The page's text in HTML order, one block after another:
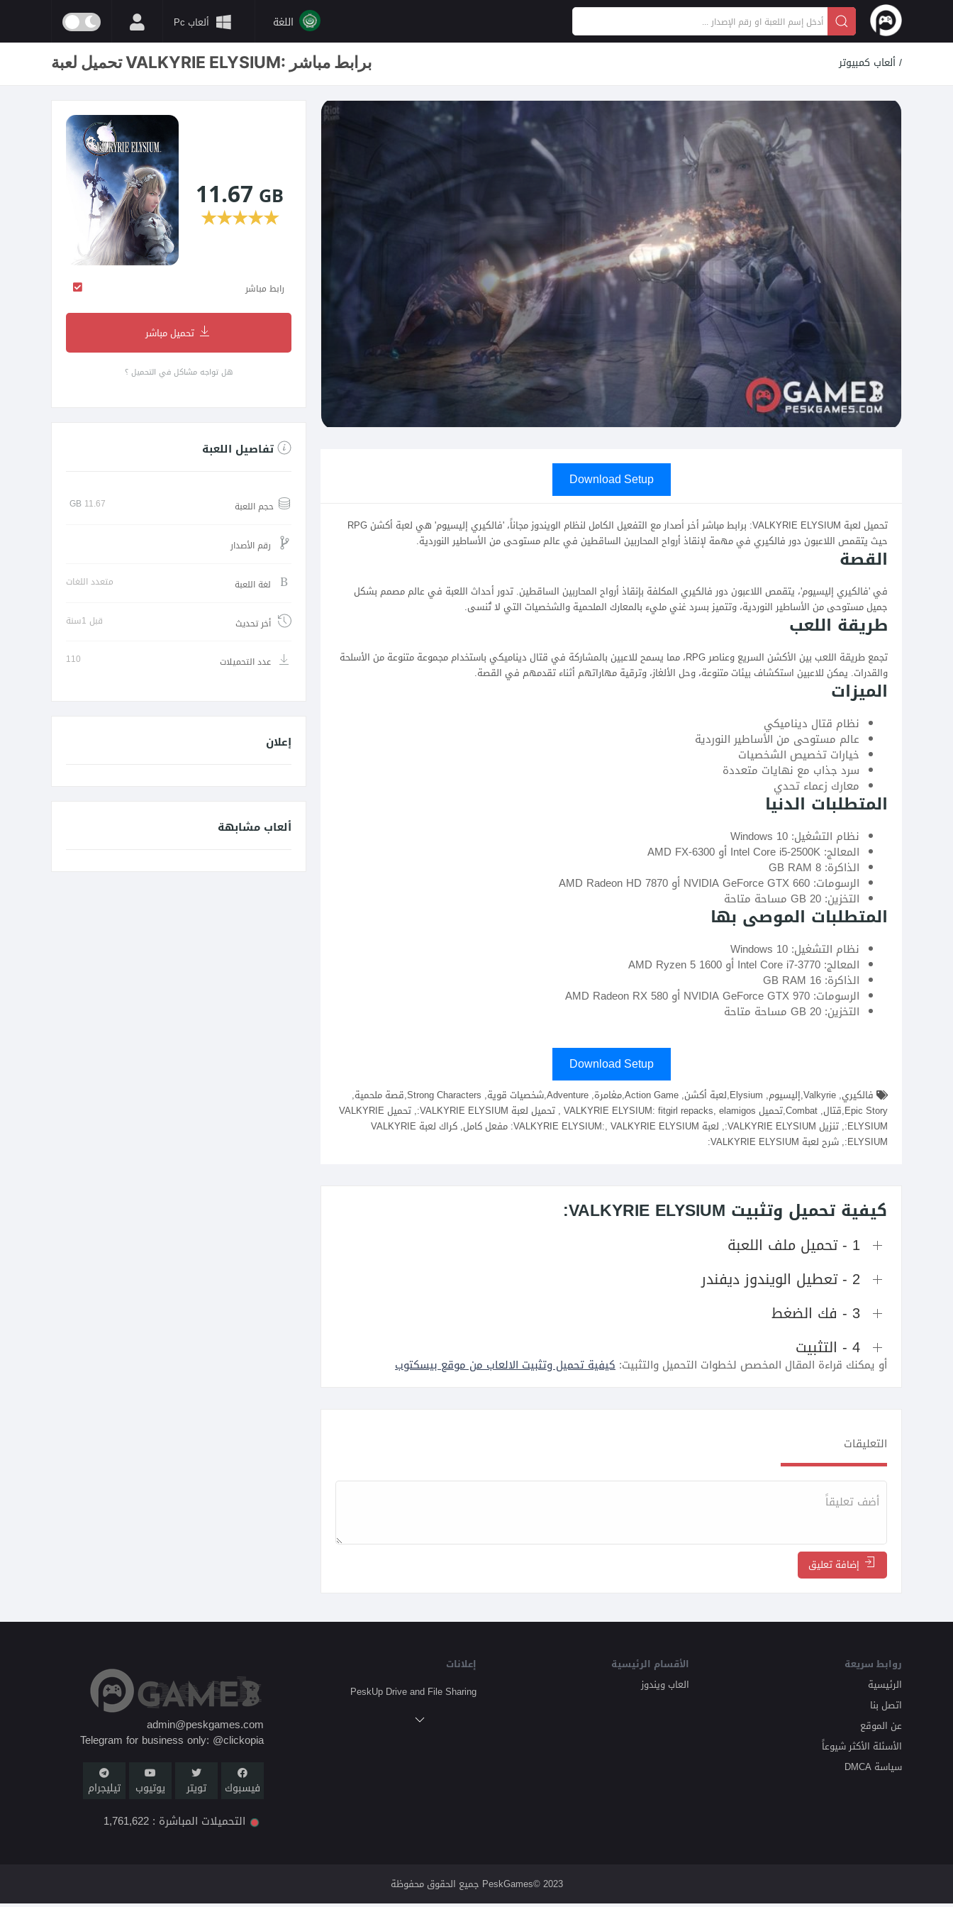
ألعاب Pc اللغة
تحميل لعبة VALKYRIE ELYSIUM: برابط مباشر /
Download Setup
تحميل لعبة VALKYRIE ELYSIUM: برابط مباشر أخر أصدار مع التفعيل الكامل لنظام الويندوز مجاناً، 'فالكيري إليسيوم' هي لعبة أكشن RPG
حيث يتقمص اللاعبون دور فالكيري في مهمة لإنقاذ أرواح المحاربين الساقطين في عالم مستوحى من الأساطير النوردية.
القصة
في 'فالكيري إليسيوم'، يتقمص اللاعبون دور فالكيري المكلفة بإنقاذ أرواح المحاربين الساقطين. تدور أحداث اللعبة في عالم مصمم بشكل
جميل مستوحى من الأساطير النوردية، وتتميز بسرد غني مليء بالمعارك الملحمية والشخصيات التي لا تُنسى.
طريقة اللعب
تجمع طريقة اللعب بين الأكشن السريع وعناصر RPG، مما يسمح للاعبين بالمشاركة في قتال ديناميكي باستخدام مجموعة متنوعة من الأسلحة
والقدرات. يمكن للاعبين استكشاف بيئات متنوعة، وحل الألغاز، وترقية مهاراتهم أثناء تقدمهم في القصة.
الميزات
نظام قتال ديناميكي
عالم مستوحى من الأساطير النوردية
خيارات تخصيص الشخصيات
سرد جذاب مع نهايات متعددة
معارك زعماء تحدي
المتطلبات الدنيا
نظام التشغيل: Windows 10
المعالج: Intel Core i5-2500K أو AMD FX-6300
الذاكرة: 8 GB RAM
الرسومات: NVIDIA GeForce GTX 660 أو AMD Radeon HD 7870
التخزين: 20 GB مساحة متاحة
المتطلبات الموصى بها
نظام التشغيل: Windows 10
المعالج: Intel Core i7-3770 أو AMD Ryzen 5 1600
الذاكرة: 16 GB RAM
الرسومات: NVIDIA GeForce GTX 970 أو AMD Radeon RX 580
التخزين: 20 GB مساحة متاحة
Download Setup
فالكيري, Valkyrie,إليسيوم, Elysium,لعبة أكشن, Action Game,مغامرة, Adventure,شخصيات قوية, Strong Characters,قصة ملحمية,
Epic Story,قتال, Combat,تحميل VALKYRIE ELYSIUM: fitgirl repacks, elamigos , تحميل لعبة VALKYRIE ELYSIUM:, تحميل VALKYRIE
ELYSIUM:, تنزيل VALKYRIE ELYSIUM:, لعبة VALKYRIE ELYSIUM:, VALKYRIE ELYSIUM: مفعل كامل, كراك لعبة VALKYRIE
ELYSIUM:, شرح لعبة VALKYRIE ELYSIUM:
كيفية تحميل وتثبيت VALKYRIE ELYSIUM:
1 - تحميل ملف اللعبة
2 - تعطيل الويندوز ديفندر
3 - فك الضغط
4 - التثبيت
أو يمكنك قراءة المقال المخصص لخطوات التحميل والتثبيت: كيفية تحميل وتثبيت الالعاب من موقع بيسكتوب
التعليقات
إضافة تعليق
11.67 GB
★★★★★
رابط مباشر
تحميل مباشر
هل تواجه مشاكل في التحميل ؟
تفاصيل اللعبة
حجم اللعبة 11.67
GB
رقم الأصدار
لغة اللعبة متعدد اللغات
أخر تحديث قبل 1سنة
عدد التحميلات 110
إعلان
ألعاب مشابهة
روابط سريعة
الرئيسية
اتصل بنا
عن الموقع
الأسئلة الأكثر شيوعاً
سياسة DMCA
الأقسام الرئيسية
العاب ويندوز
إعلانات
PeskUp Drive and File Sharing
admin@peskgames.com
Telegram for business only: @clickopia
فيسبوك تويتر يوتيوب تيليجرام
التحميلات المباشرة : 1,761,622
2023 ©PeskGames جميع الحقوق محفوظة